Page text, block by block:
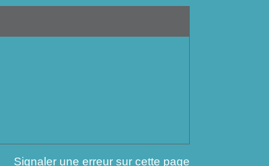
Signaler une erreur sur cette page